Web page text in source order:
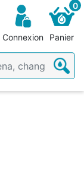
Connexion
0
Panier